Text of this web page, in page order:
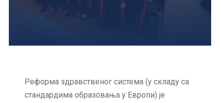
Реформа здравственог система (у складу са
стандардима образовања у Европи) је